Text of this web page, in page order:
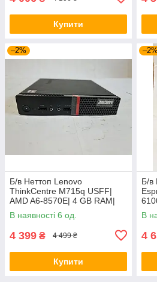
Купити
–2%
Б/в Неттоп Lenovo
ThinkCentre M715q USFF|
AMD A6-8570E| 4 GB RAM|
128 GB SSD| Radeon R5
В наявності 6 од.
4 399 ₴ 4 499 ₴
Купити
–2%
Б/в
В
4